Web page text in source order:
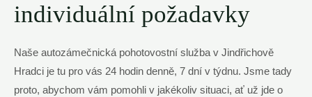
individuální požadavky
Naše autozámečnická pohotovostní služba v Jindřichově
Hradci je tu pro vás 24 hodin denně, 7 dní v týdnu. Jsme tady
proto, abychom vám pomohli v jakékoliv situaci, ať už jde o